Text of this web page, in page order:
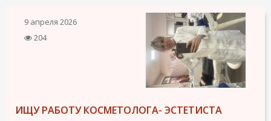
9 апреля 2026
204
ИЩУ РАБОТУ КОСМЕТОЛОГА- ЭСТЕТИСТА